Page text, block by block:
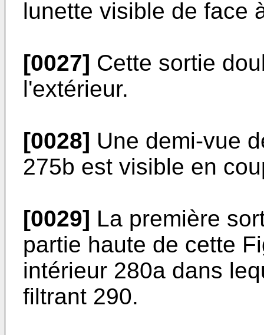
lunette visible de face
[0027] Cette sortie
l'extérieur.
[0028] Une demi-vue
275b est visible en
[0029] La première
partie haute de cette
intérieur 280a dans
filtrant 290.